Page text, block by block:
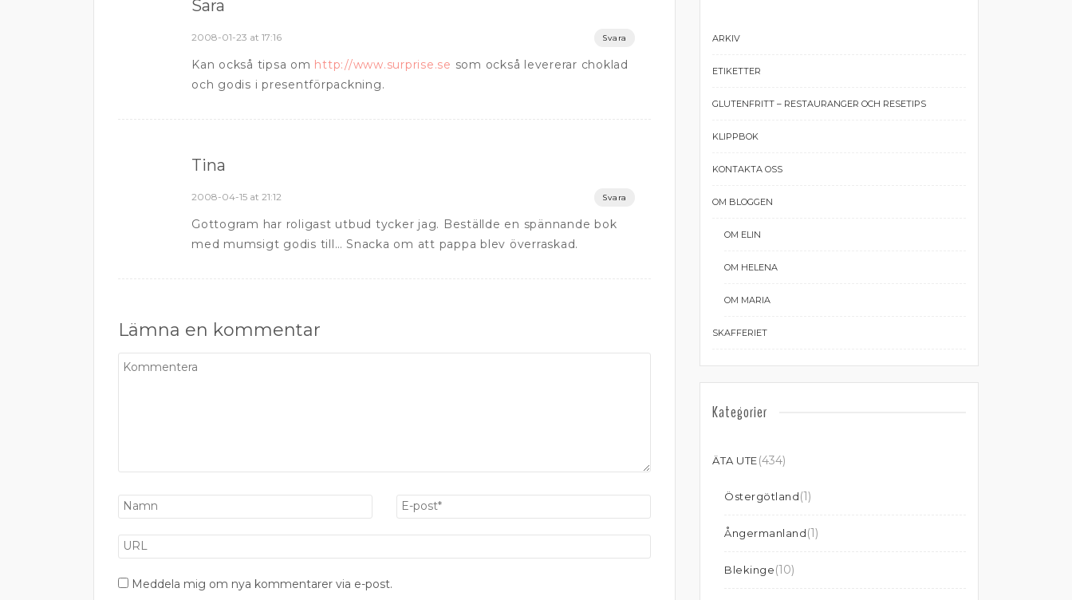
Sara
2008-01-23 at 17:16 Svara
Kan också tipsa om http://www.surprise.se som också levererar choklad
och godis i presentförpackning.
Tina
2008-04-15 at 21:12 Svara
Gottogram har roligast utbud tycker jag. Beställde en spännande bok
med mumsigt godis till… Snacka om att pappa blev överraskad.
Lämna en kommentar
Meddela mig om nya kommentarer via e-post.
ARKIV
ETIKETTER
GLUTENFRITT – RESTAURANGER OCH RESETIPS
KLIPPBOK
KONTAKTA OSS
OM BLOGGEN
OM ELIN
OM HELENA
OM MARIA
SKAFFERIET
Kategorier
ÄTA UTE(434)
Östergötland(1)
Ångermanland(1)
Blekinge(10)